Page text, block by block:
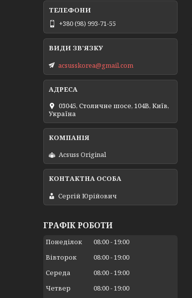
+380 (98) 993-71-55
acsusskorea@gmail.com
03045, Столичне шосе, 104B, Київ,
Україна
Acsuss Original
Сергій Юрійович
ГРАФІК РОБОТИ
Понеділок 08:00 19:00
Вівторок
08:00 19:00
Середа
08:00 19:00
Четвер
08:00 19:00